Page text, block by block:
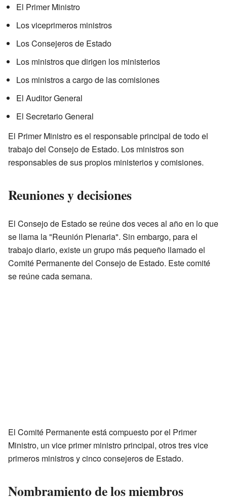
El Primer Ministro
Los viceprimeros ministros
Los Consejeros de Estado
Los ministros que dirigen los ministerios
Los ministros a cargo de las comisiones
El Auditor General
El Secretario General
El Primer Ministro es el responsable principal de todo el
trabajo del Consejo de Estado. Los ministros son
responsables de sus propios ministerios y comisiones.
Reuniones y decisiones
El Consejo de Estado se reúne dos veces al año en lo que
se llama la "Reunión Plenaria". Sin embargo, para el
trabajo diario, existe un grupo más pequeño llamado el
Comité Permanente del Consejo de Estado. Este comité
se reúne cada semana.
El Comité Permanente está compuesto por el Primer
Ministro, un vice primer ministro principal, otros tres vice
primeros ministros y cinco consejeros de Estado.
Nombramiento de los miembros